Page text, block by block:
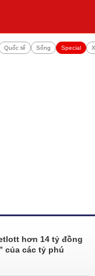
Quốc tế Sống Special
hơn 14 tỷ đồng
của các tỷ phú